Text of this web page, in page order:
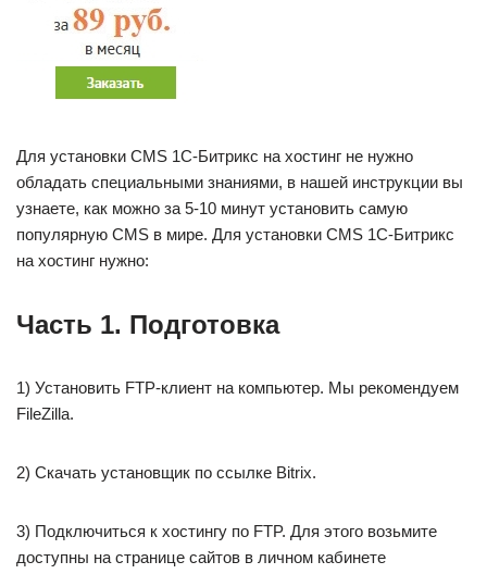
Для установки CMS 1С-Битрикс на хостинг не нужно
обладать специальными знаниями, в нашей инструкции вы
узнаете, как можно за 5-10 минут установить самую
популярную CMS в мире. Для установки CMS 1С-Битрикс
на хостинг нужно:
Часть 1. Подготовка
1) Установить FTP-клиент на компьютер. Мы рекомендуем
FileZilla.
2) Скачать установщик по ссылке Bitrix.
3) Подключиться к хостингу по FTP. Для этого возьмите
доступны на странице сайтов в личном кабинете